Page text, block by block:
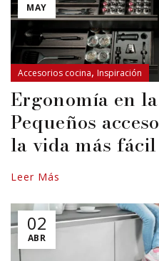
MAY
Accesorios cocina, Inspiración
Ergonomía en
Pequeños
la vida más fácil
Leer Más
02
ABR